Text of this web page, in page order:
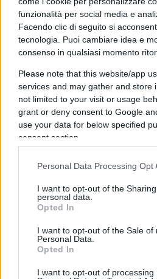
funzionalità per social media e
Facendo clic di seguito si
tecnologia. Puoi cambiare idea e
consenso in qualsiasi momento
Please note that this website/app
services and may gather and store
not limited to your visit or usage
grant or deny consent to Google
use your data for below specified
consent section.
Personal Data Processing Opt
I want to opt-out of the
personal data.
Opted In
I want to opt-out of the Sale of
Personal Data.
Opted In
I want to opt-out of processing
sarebbe una elaborazione
a spaccà er capello, erano
giacobini.Mò bravo,
ancora una volta scambi la
realtà, la quale sarebbe che
fatto talmente schifo che “ce
dire è ora che serva a
dopo essersi data una